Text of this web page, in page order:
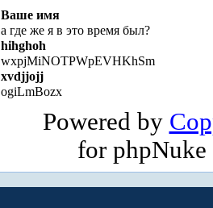
Ваше имя
а где же я в это время был?
hihghoh
wxpjMiNOTPWpEVHKhSm
xvdjjojj
ogiLmBozx
Powered by
for